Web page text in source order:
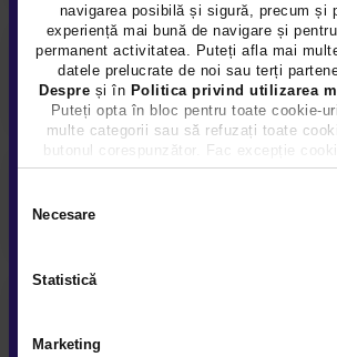
navigarea posibilă și sigură, precum și
experiență mai bună de navigare și
permanent activitatea. Puteți afla mai
datele prelucrate de noi sau terți
Despre și în Politica privind utilizarea
Puteți opta în bloc pentru toate cookie-
multe categorii sau să refuzați toate
butonul corespunzător. Fac excepție
care sunt activate automat, conform
Necesare
Statistică
Marketing
Prezentare video la distanta